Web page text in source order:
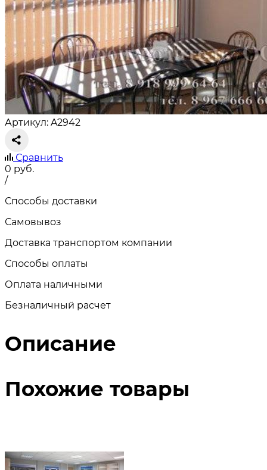
Артикул: A2942
Сравнить
0 руб.
/
Способы доставки
Самовывоз
Доставка транспортом компании
Способы оплаты
Оплата наличными
Безналичный расчет
Описание
Похожие товары